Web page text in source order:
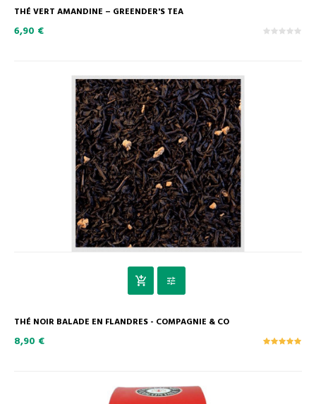
THÉ VERT AMANDINE – GREENDER'S TEA
6,90 €
THÉ NOIR BALADE EN FLANDRES - COMPAGNIE & CO
8,90 €